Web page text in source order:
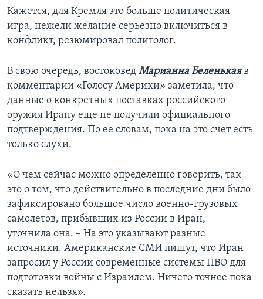
Кажется, для Кремля это больше политическая
игра, нежели желание серьезно включиться в
конфликт, резюмировал политолог.
В свою очередь, востоковед Марианна Беленькаяв
комментарии «Голосу Америки» заметила, что
данные о конкретных поставках российского
оружия Ирану еще не получили официального
подтверждения. По ее словам, пока на это счет есть
только слухи.
«О чем сейчас можно определенно говорить, так
это о том, что действительно в последние дни было
зафиксировано большое число военно-грузовых
самолетов, прибывших из России в Иран, –
уточнила она. – На это указывают разные
источники. Американские СМИ пишут, что Иран
запросил у России современные системы ПВО для
подготовки войны с Израилем. Ничего точнее пока
сказать нельзя».